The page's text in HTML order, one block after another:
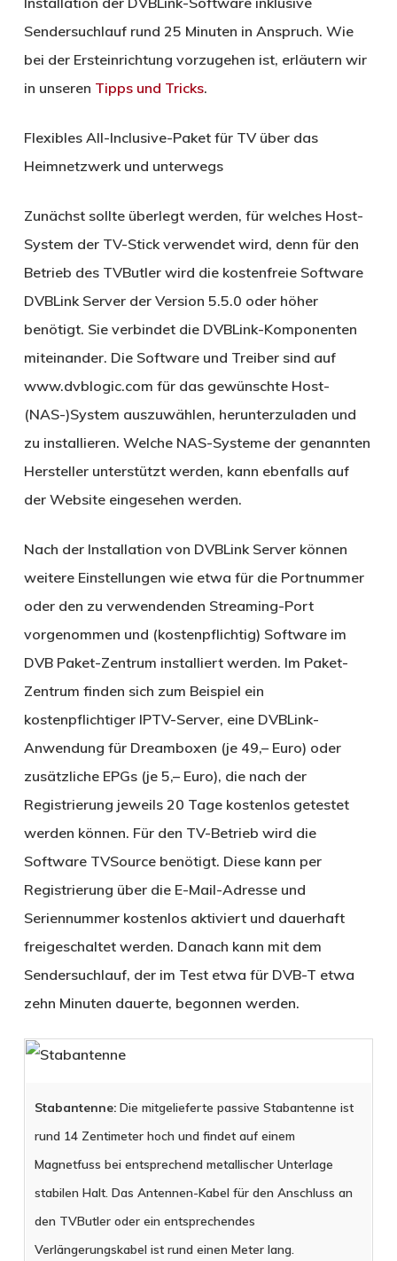
Sendersuchlauf rund 25 Minuten in Anspruch. Wie
bei der Ersteinrichtung vorzugehen ist, erläutern wir
in unseren Tipps und Tricks.
Flexibles All-Inclusive-Paket für TV über das
Heimnetzwerk und unterwegs
Zunächst sollte überlegt werden, für welches Host-
System der TV-Stick verwendet wird, denn für den
Betrieb des TVButler wird die kostenfreie Software
DVBLink Server der Version 5.5.0 oder höher
benötigt. Sie verbindet die DVBLink-Komponenten
miteinander. Die Software und Treiber sind auf
www.dvblogic.com für das gewünschte Host-
(NAS-)System auszuwählen, herunterzuladen und
zu installieren. Welche NAS-Systeme der genannten
Hersteller unterstützt werden, kann ebenfalls auf
der Website eingesehen werden.
Nach der Installation von DVBLink Server können
weitere Einstellungen wie etwa für die Portnummer
oder den zu verwendenden Streaming-Port
vorgenommen und (kostenpflichtig) Software im
DVB Paket-Zentrum installiert werden. Im Paket-
Zentrum finden sich zum Beispiel ein
kostenpflichtiger IPTV-Server, eine DVBLink-
Anwendung für Dreamboxen (je 49,– Euro) oder
zusätzliche EPGs (je 5,– Euro), die nach der
Registrierung jeweils 20 Tage kostenlos getestet
werden können. Für den TV-Betrieb wird die
Software TVSource benötigt. Diese kann per
Registrierung über die E-Mail-Adresse und
Seriennummer kostenlos aktiviert und dauerhaft
freigeschaltet werden. Danach kann mit dem
Sendersuchlauf, der im Test etwa für DVB-T etwa
zehn Minuten dauerte, begonnen werden.
Stabantenne:Die mitgelieferte passive Stabantenne ist
rund 14 Zentimeter hoch und findet auf einem
Magnetfuss bei entsprechend metallischer Unterlage
stabilen Halt. Das Antennen-Kabel für den Anschluss an
den TVButler oder ein entsprechendes
Verlängerungskabel ist rund einen Meter lang.